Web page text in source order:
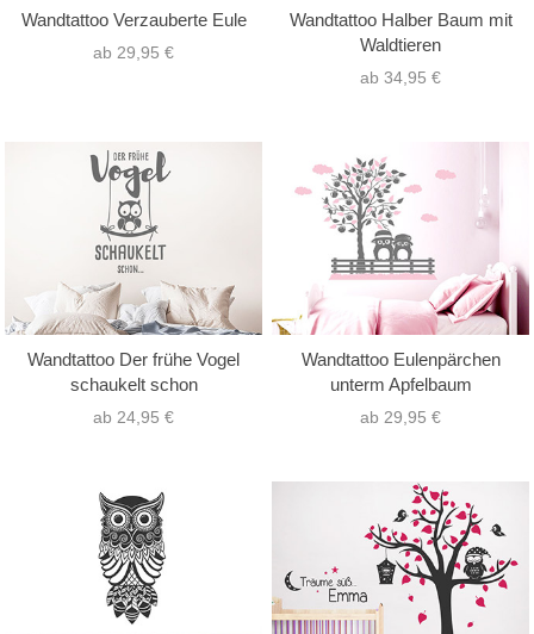
Wandtattoo Verzauberte Eule
ab 29,95 €
Wandtattoo Halber Baum mit
Waldtieren
ab 34,95 €
Wandtattoo Der frühe Vogel
schaukelt schon
ab 24,95 €
Wandtattoo Eulenpärchen
unterm Apfelbaum
ab 29,95 €